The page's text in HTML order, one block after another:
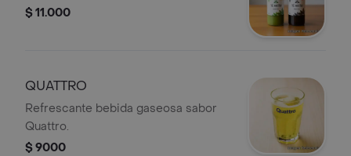
$ 11.000
QUATTRO
Refrescante bebida gaseosa sabor
Quattro.
$ 9000